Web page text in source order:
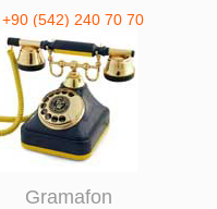
+90 (542) 240 70 70
Gramafon